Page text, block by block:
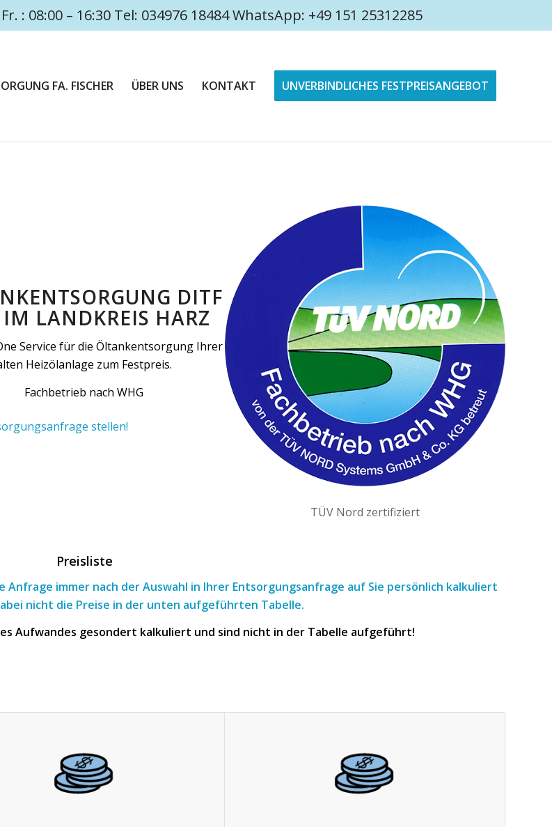
: 08:00 – 16:30 Tel: 034976 18484 WhatsApp: +49 151 25312285
FA. FISCHER ÜBER UNS KONTAKT UNVERBINDLICHES FESTPREISANGEBOT
DITF
IM LANDKREIS HARZ
Service für die Öltankentsorgung Ihrer
Heizölanlage zum Festpreis.
Fachbetrieb nach WHG
stellen!
TÜV Nord zertifiziert
Preisliste
Anfrage immer nach der Auswahl in Ihrer Entsorgungsanfrage auf Sie persönlich kalkuliert
nicht die Preise in der unten aufgeführten Tabelle.
Aufwandes gesondert kalkuliert und sind nicht in der Tabelle aufgeführt!